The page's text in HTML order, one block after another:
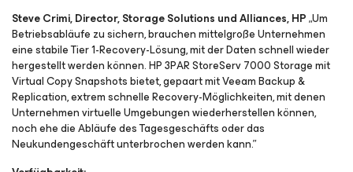
Steve Crimi, Director, Storage Solutions und Alliances, HP„Um
Betriebsabläufe zu sichern, brauchen mittelgroße Unternehmen
eine stabile Tier 1-Recovery-Lösung, mit der Daten schnell wieder
hergestellt werden können. HP 3PAR StoreServ 7000 Storage mit
Virtual Copy Snapshots bietet, gepaart mit Veeam Backup &
Replication, extrem schnelle Recovery-Möglichkeiten, mit denen
Unternehmen virtuelle Umgebungen wiederherstellen können,
noch ehe die Abläufe des Tagesgeschäfts oder das
Neukundengeschäft unterbrochen werden kann.”